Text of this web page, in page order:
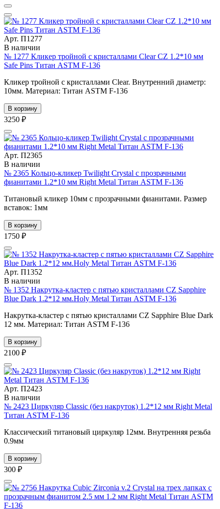
Арт. П1277
В наличии
№ 1277 Кликер тройной с кристаллами Clear CZ 1.2*10 мм
Safe Pins Титан ASTM F-136
Кликер тройной с кристаллами Clear. Внутренний диаметр:
10мм. Материал: Титан ASTM F-136
В корзину
3250 ₽
Арт. П2365
В наличии
№ 2365 Кольцо-кликер Twilight Crystal с прозрачными
фианитами 1.2*10 мм Right Metal Титан ASTM F-136
Титановый кликер 10мм с прозрачными фианитами. Размер
вставок: 1мм
В корзину
1750 ₽
Арт. П1352
В наличии
№ 1352 Накрутка-кластер с пятью кристаллами CZ Sapphire
Blue Dark 1.2*12 мм.Holy Metal Титан ASTM F-136
Накрутка-кластер с пятью кристаллами CZ Sapphire Blue Dark
12 мм. Материал: Титан ASTM F-136
В корзину
2100 ₽
Арт. П2423
В наличии
№ 2423 Циркуляр Classic (без накруток) 1.2*12 мм Right Metal
Титан ASTM F-136
Классический титановый циркуляр 12мм. Внутренняя резьба
0.9мм
В корзину
300 ₽